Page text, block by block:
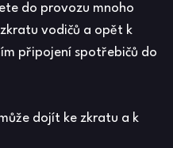
do provozu mnoho
vodičů a opět k
připojení spotřebičů do
dojít ke zkratu a k